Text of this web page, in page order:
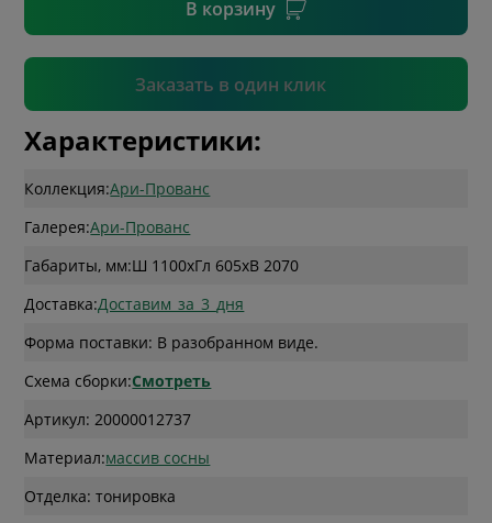
В корзину
Заказать в один клик
Подтвердить
Характеристики:
Коллекция:Ари-Прованс
Галерея:Ари-Прованс
Габариты, мм:Ш 1100xГл 605xВ 2070
Доставка:Доставим_за_3_дня
Форма поставки: В разобранном виде.
Схема сборки:Смотреть
Артикул: 20000012737
Материал:массив сосны
Отделка: тонировка